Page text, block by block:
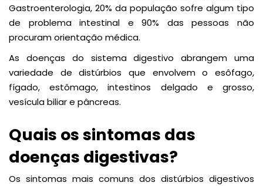
Gastroenterologia, 20% da população sofre algum tipo
de problema intestinal e 90% das pessoas não
procuram orientação médica.
As doenças do sistema digestivo abrangem uma
variedade de distúrbios que envolvem o esôfago,
fígado, estômago, intestinos delgado e grosso,
vesícula biliar e pâncreas.
Quais os sintomas das
doenças digestivas?
Os sintomas mais comuns dos distúrbios digestivos